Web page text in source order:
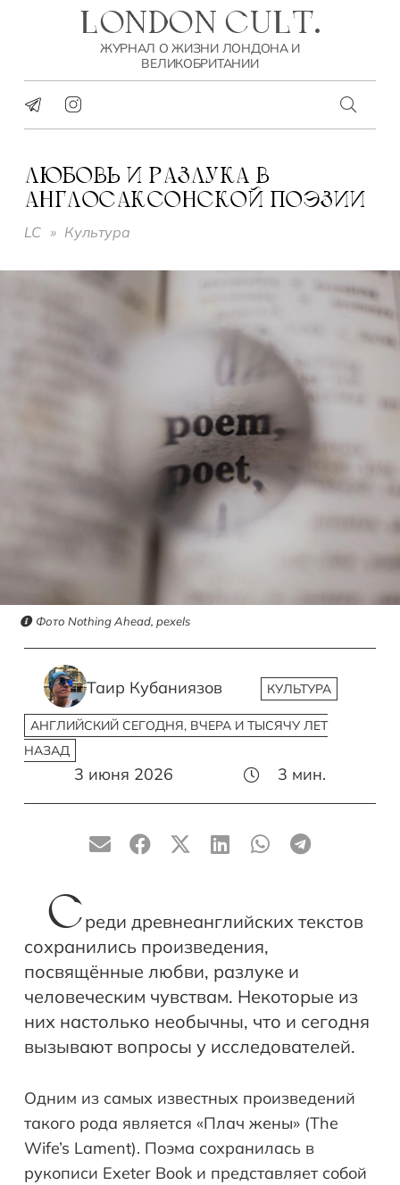
LONDON CULT.
ЖУРНАЛ О ЖИЗНИ ЛОНДОНА И
ВЕЛИКОБРИТАНИИ
ЛЮБОВЬ И РАЗЛУКА В
АНГЛОСАКСОНСКОЙ ПОЭЗИИ
LC » Культура
Фото Nothing Ahead, pexels
Таир Кубаниязов КУЛЬТУРА
АНГЛИЙСКИЙ СЕГОДНЯ, ВЧЕРА И ТЫСЯЧУ ЛЕТ
НАЗАД
3 июня 2026 3 мин.
Среди древнеанглийских текстов
сохранились произведения,
посвящённые любви, разлуке и
человеческим чувствам. Некоторые из
них настолько необычны, что и сегодня
вызывают вопросы у исследователей.
Одним из самых известных произведений
такого рода является «Плач жены» (The
Wife’s Lament). Поэма сохранилась в
рукописи Exeter Book и представляет собой